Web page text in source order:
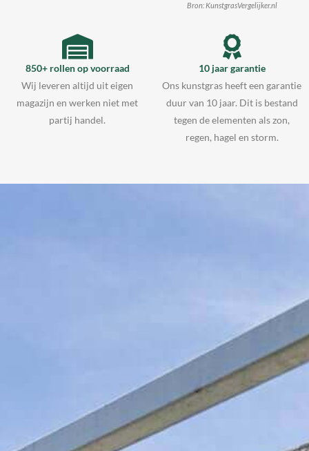
Bron: KunstgrasVergelijker.nl
850+ rollen op voorraad
Wij leveren altijd uit eigen
magazijn en werken niet met
partij handel.
10 jaar garantie
Ons kunstgras heeft een garantie
duur van 10 jaar. Dit is bestand
tegen de elementen als zon,
regen, hagel en storm.